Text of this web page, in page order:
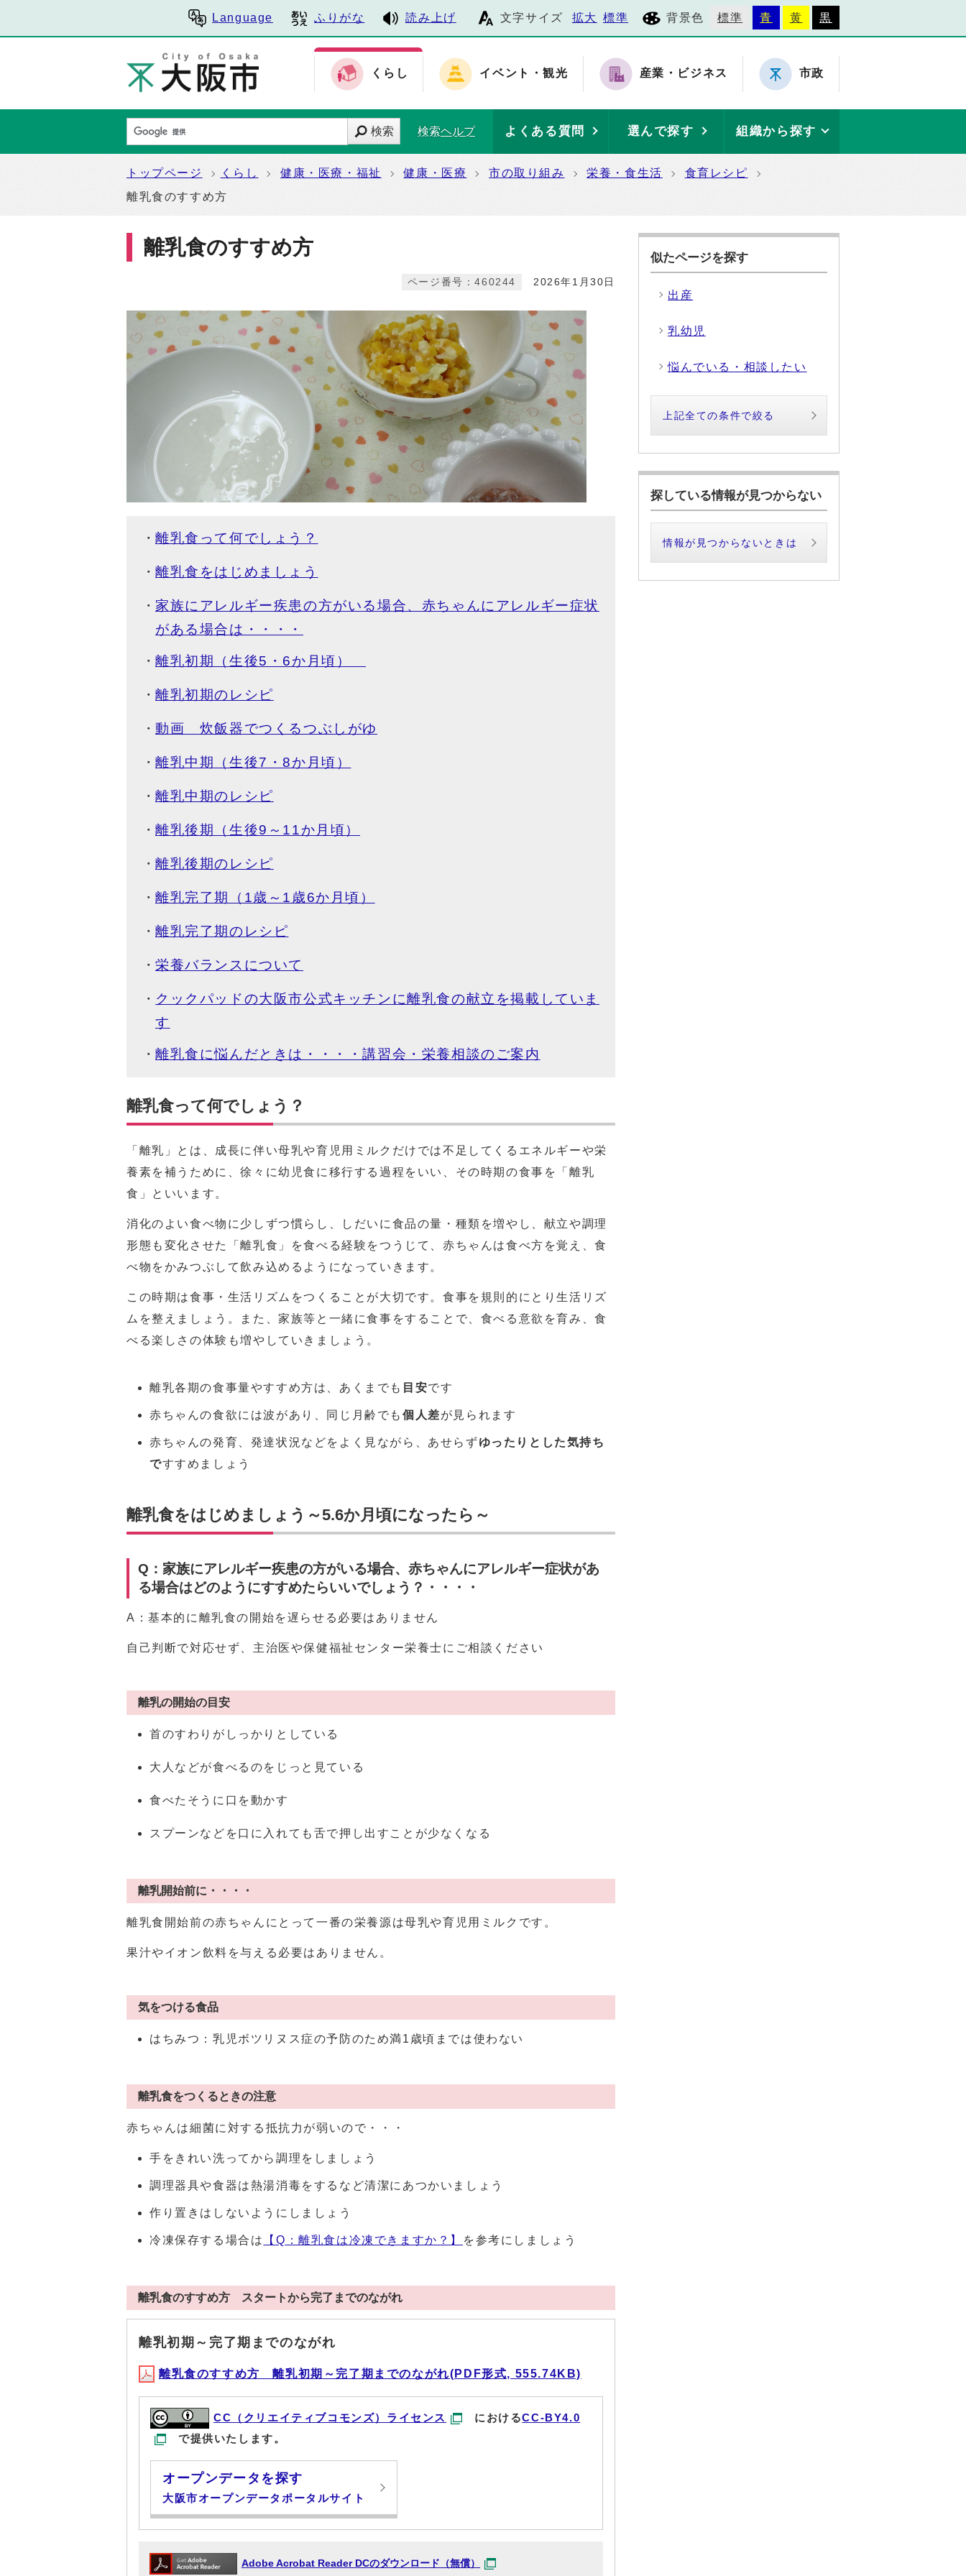
Language ふりがな 読み上げ 文字サイズ 拡大 標準 背景色 標準 青 黄 黒
くらし イベント・観光 産業・ビジネス 市政
検索 検索ヘルプ よくある質問 選んで探す 組織から探す
トップページ くらし 健康・医療・福祉 健康・医療 市の取り組み 栄養・食生活
食育レシピ
離乳食のすすめ方
離乳食のすすめ方
2026年1月30日
ページ番号：460244
離乳食って何でしょう？
離乳食をはじめましょう
家族にアレルギー疾患の方がいる場合、赤ちゃんにアレルギー症状
がある場合は・・・・
離乳初期（生後5・6か月頃）
離乳初期のレシピ
動画 炊飯器でつくるつぶしがゆ
離乳中期（生後7・8か月頃）
離乳中期のレシピ
離乳後期（生後9～11か月頃）
離乳後期のレシピ
離乳完了期（1歳～1歳6か月頃）
離乳完了期のレシピ
栄養バランスについて
クックパッドの大阪市公式キッチンに離乳食の献立を掲載していま
す
離乳食に悩んだときは・・・・講習会・栄養相談のご案内
離乳食って何でしょう？
「離乳」とは、成長に伴い母乳や育児用ミルクだけでは不足してくるエネルギーや栄
養素を補うために、徐々に幼児食に移行する過程をいい、その時期の食事を「離乳
食」といいます。
消化のよい食べ物に少しずつ慣らし、しだいに食品の量・種類を増やし、献立や調理
形態も変化させた「離乳食」を食べる経験をつうじて、赤ちゃんは食べ方を覚え、食
べ物をかみつぶして飲み込めるようになっていきます。
この時期は食事・生活リズムをつくることが大切です。食事を規則的にとり生活リズ
ムを整えましょう。また、家族等と一緒に食事をすることで、食べる意欲を育み、食
べる楽しさの体験も増やしていきましょう。
離乳各期の食事量やすすめ方は、あくまでも 目安です
赤ちゃんの食欲には波があり、同じ月齢でも個人差が見られます
赤ちゃんの発育、発達状況などをよく見ながら、あせらずゆったりとした気持ち
ですすめましょう
離乳食をはじめましょう～5.6か月頃になったら～
Q：家族にアレルギー疾患の方がいる場合、赤ちゃんにアレルギー症状があ
る場合はどのようにすすめたらいいでしょう？・・・・
A：基本的に離乳食の開始を遅らせる必要はありません
自己判断で対応せず、主治医や保健福祉センター栄養士にご相談ください
離乳の開始の目安
首のすわりがしっかりとしている
大人などが食べるのをじっと見ている
食べたそうに口を動かす
スプーンなどを口に入れても舌で押し出すことが少なくなる
離乳開始前に・・・・
離乳食開始前の赤ちゃんにとって一番の栄養源は母乳や育児用ミルクです。
果汁やイオン飲料を与える必要はありません。
気をつける食品
はちみつ：乳児ボツリヌス症の予防のため満1歳頃までは使わない
離乳食をつくるときの注意
赤ちゃんは細菌に対する抵抗力が弱いので・・・
手をきれい洗ってから調理をしましょう
調理器具や食器は熱湯消毒をするなど清潔にあつかいましょう
作り置きはしないようにしましょう
冷凍保存する場合は 【Q：離乳食は冷凍できますか？】 を参考にしましょう
離乳食のすすめ方 スタートから完了までのながれ
離乳初期～完了期までのながれ
離乳食のすすめ方 離乳初期～完了期までのながれ(PDF形式, 555.74KB)
CC（クリエイティブコモンズ）ライセンス におけるCC-BY4.0
で提供いたします。
オープンデータを探す
大阪市オープンデータポータルサイト
Adobe Acrobat Reader DCのダウンロード（無償）
似たページを探す
出産
乳幼児
悩んでいる・相談したい
上記全ての条件で絞る
探している情報が見つからない
情報が見つからないときは